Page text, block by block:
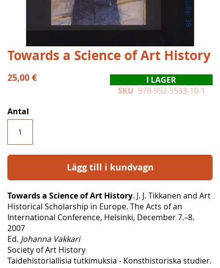
Hoppa
till
början
av
Towards a Science of Art History
25,00 €
I LAGER
SKU 978-952-5533-10-1
Antal
Lägg till i kundvagn
Towards a Science of Art History. J. J. Tikkanen and Art
Historical Scholarship in Europe. The Acts of an
International Conference, Helsinki, December 7.–8.
2007
Ed. Johanna Vakkari
Society of Art History
Taidehistoriallisia tutkimuksia - Konsthistoriska studier.